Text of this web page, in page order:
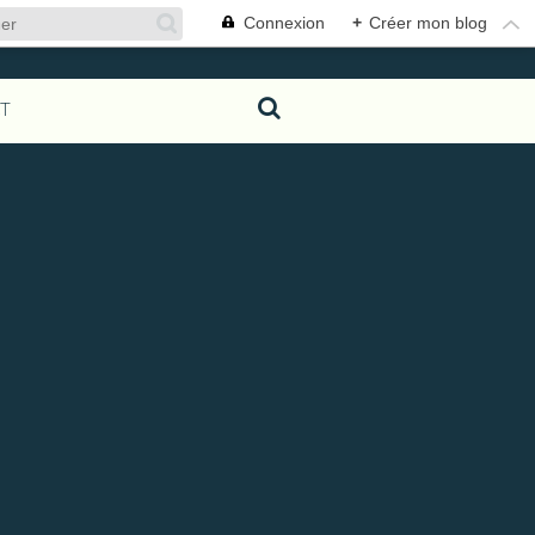
Connexion + Créer mon blog